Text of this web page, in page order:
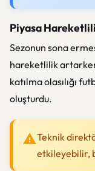
Piyasa
Sezonun sona
hareketlilik
katılma olasılığı
oluşturdu.
Teknik
etkileyebilir,